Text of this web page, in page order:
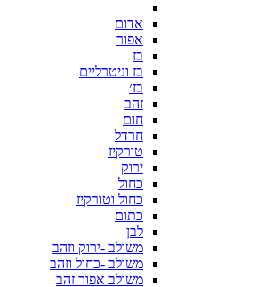
אדום
אפור
בז
בז וניטרליים
בז׳
זהב
חום
חרדל
טורקיז
ירוק
כחול
כחול וטורקיז
כתום
לבן
משולב -ירוק וזהב
משולב -כחול וזהב
משולב אפור זהב